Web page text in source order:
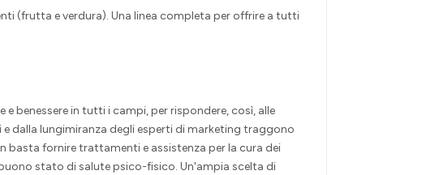
(frutta e verdura). Una linea completa per offrire a tutti
benessere in tutti i campi, per rispondere, così, alle
dalla lungimiranza degli esperti di marketing traggono
basta fornire trattamenti e assistenza per la cura dei
stato di salute psico-fisico. Un'ampia scelta di